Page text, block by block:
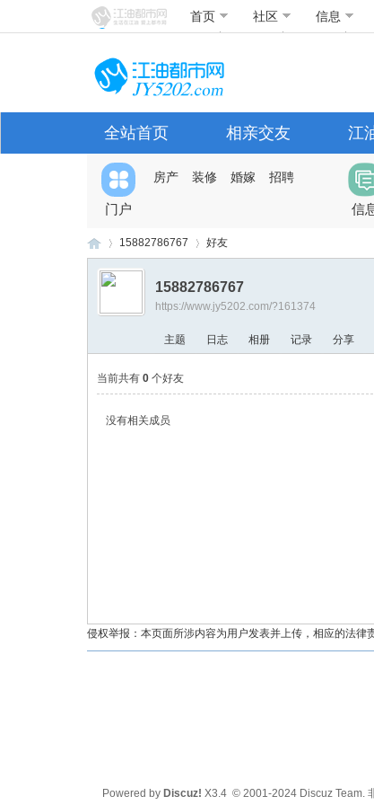
首页 社区 信息
全站首页 相亲交友 江
门户
房产 装修 婚嫁 招聘
信
›
15882786767 好友
15882786767
https://www.jy5202.com/?161374
主题 日志 相册 记录 分享
当前共有 0 个好友
没有相关成员
侵权举报：本页面所涉内容为用户发表并上传，相应的法
Powered by Discuz! X3.4© 2001-2024 Discuz Team.